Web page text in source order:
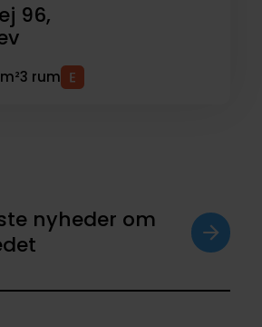
96,
3 rum
nyheder om